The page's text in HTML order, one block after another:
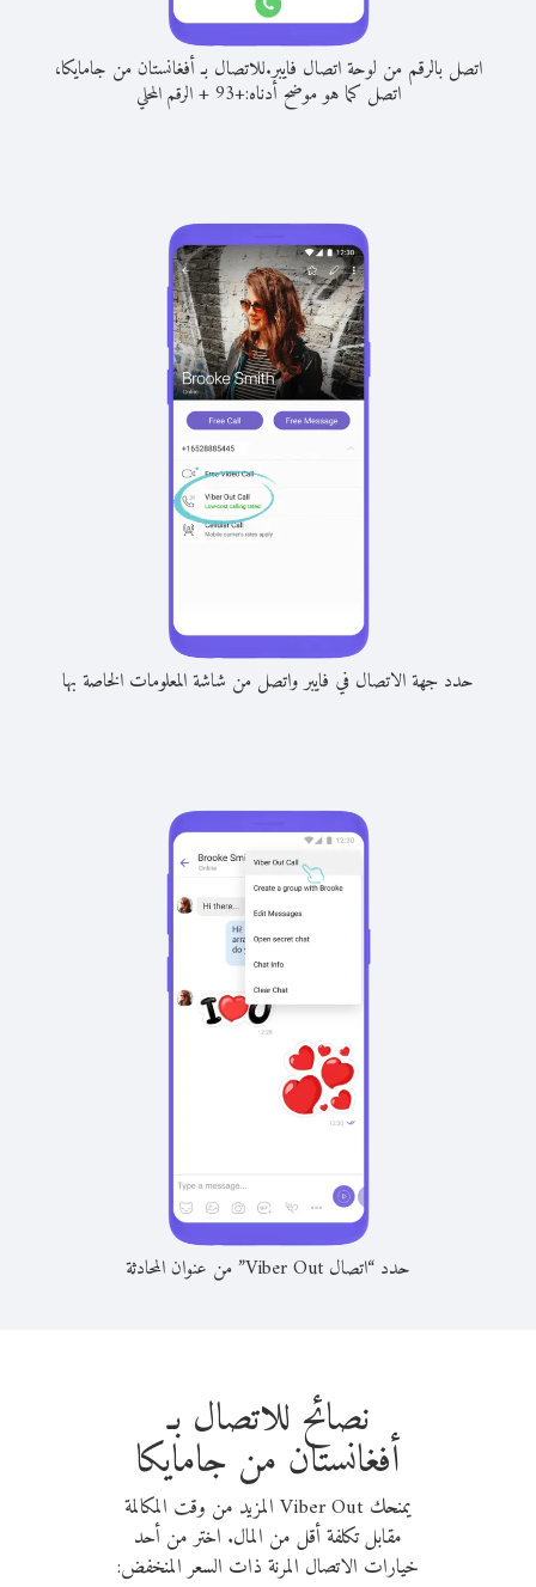
اتصل بالرقم من لوحة اتصال فايبر.للاتصال بـ أفغانستان من جامايكا،
اتصل كما هو موضح أدناه:+
93
+الرقم المحلي
حدد جهة الاتصال في فايبر واتصل من شاشة المعلومات الخاصة بها
حدد “اتصال Viber Out” من عنوان المحادثة
نصائح للاتصال بـ
أفغانستان من جامايكا
يمنحك Viber Out المزيد من وقت المكالمة
مقابل تكلفة أقل من المال. اختر من أحد
خيارات الاتصال المرنة ذات السعر المنخفض: